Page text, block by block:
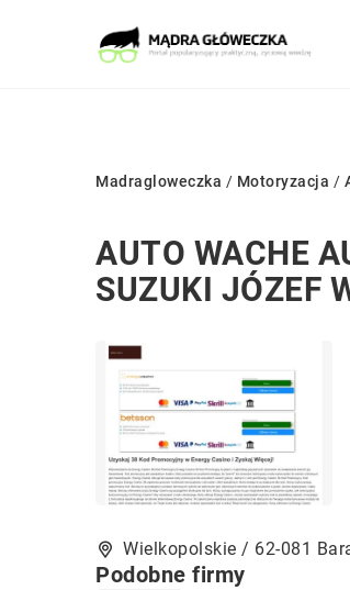
Madragloweczka / Motoryzacja /
AUTO WACHE
SUZUKI JÓZEF
Wielkopolskie / 62-081
Podobne firmy